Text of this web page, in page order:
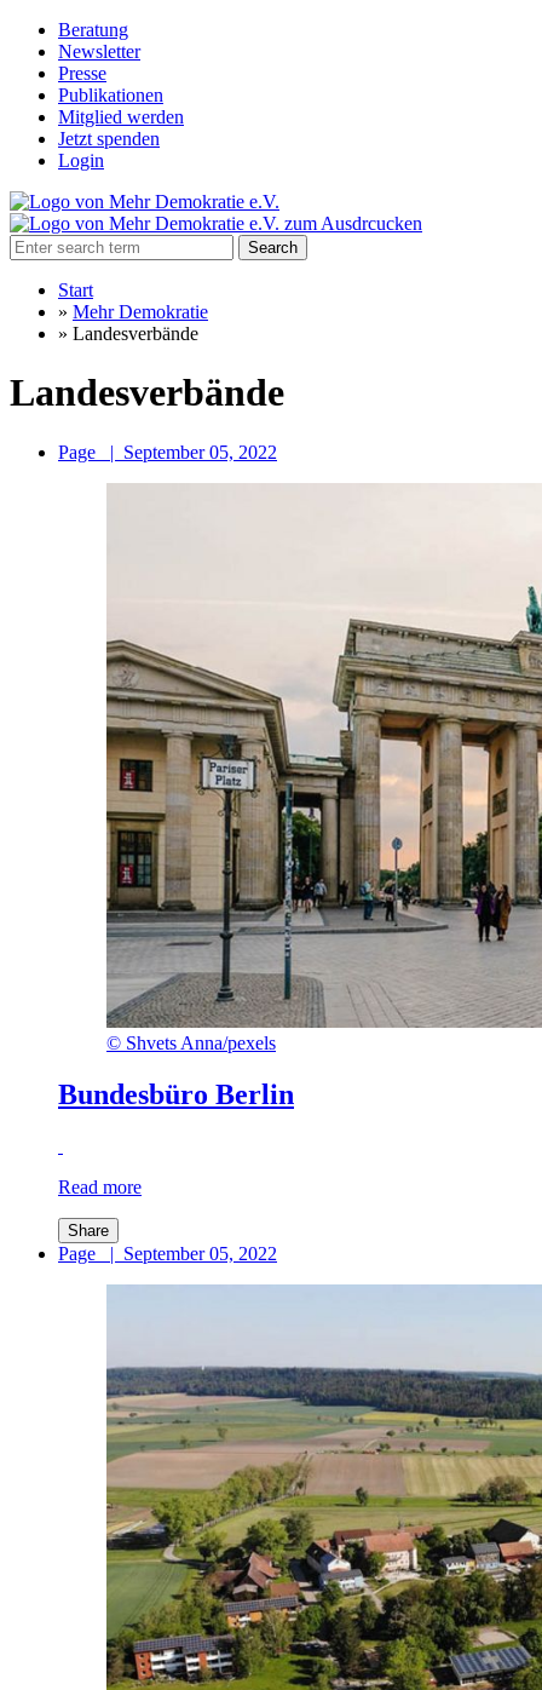
Beratung
Newsletter
Presse
Publikationen
Mitglied werden
Jetzt spenden
Login
Search
Start
» Mehr Demokratie
» Landesverbände
Landesverbände
Page | September 05, 2022
© Shvets Anna/pexels
Bundesbüro Berlin
Read more
Share
Page | September 05, 2022